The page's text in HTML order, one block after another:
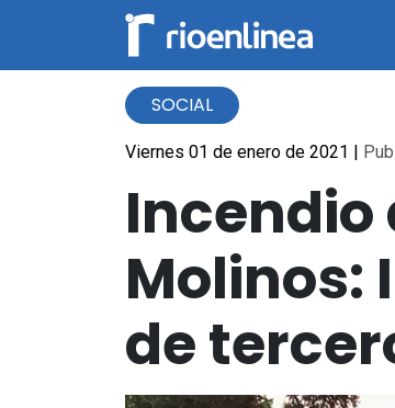
SOCIAL
Viernes 01 de enero de 2021 |
Incendio
Molinos:
de